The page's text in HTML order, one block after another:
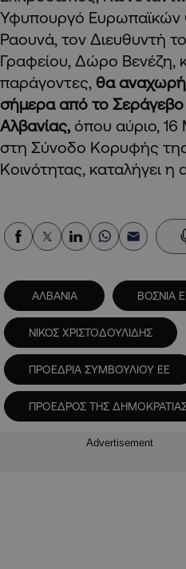
Υφυπουργό Ευρωπαϊκών
Ραουνά, τον Διευθυντή
Γραφείου, Δώρο Βενέζη,
παράγοντες, θα
σήμερα από το Σεράγεβο
Αλβανίας, όπου αύριο, 16
στη Σύνοδο Κορυφής
Κοινότητας, καταλήγει η
ΑΛΒΑΝΙΑ ΒΟΣΝΙΑ
ΝΙΚΟΣ ΧΡΙΣΤΟΔΟΥΛΙΔΗΣ
ΠΡΟΕΔΡΙΑ ΣΥΜΒΟΥΛΙΟΥ ΕΕ
ΠΡΟΕΔΡΟΣ ΤΗΣ
Advertisement